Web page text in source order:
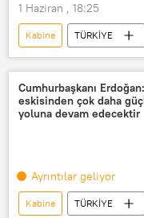
1 Haziran , 18:25
Kabine TÜRKİYE
Recep Tayyip Erdoğan
Kabine Toplantısı
Cumhurbaşkanı
eskisinden çok daha
yoluna devam edecektir
Ayrıntılar geliyor
Kabine
TÜRKİYE